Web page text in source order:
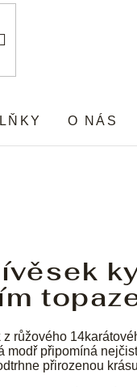
O NÁS
z růžového
modř připomíná
přirozenou